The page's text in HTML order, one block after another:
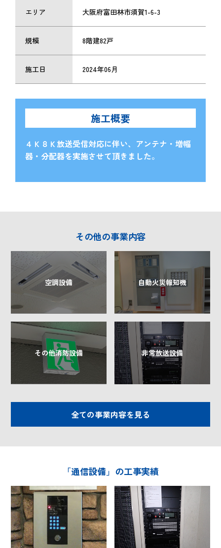
エリア 大阪府富田林市須賀1-6-3
規模 8階建82戸
施工日 2024年06月
施工概要
４Ｋ８Ｋ放送受信対応に伴い、アンテナ・増幅
器・分配器を実施させて頂きました。
その他の事業内容
空調設備 自動火災報知機
その他消防設備 非常放送設備
全ての事業内容を見る
「通信設備」の工事実績